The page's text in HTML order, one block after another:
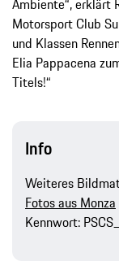
Ambiente“, erklärt
Motorsport Club
und Klassen
Elia Pappacena
Titels!“
Info
Weiteres
Fotos aus Monza
Kennwort: